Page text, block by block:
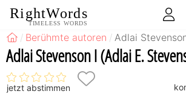
RightWords
TIMELESS WORDS
Berühmte autoren Adlai
Adlai Stevenson I (Adlai E.
jetzt abstimmen